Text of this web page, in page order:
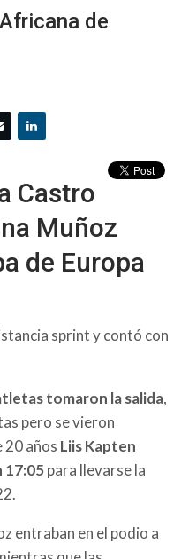
de
Castro
Muñoz
de Europa
sprint y contó con
tomaron la salida,
pero se vieron
20 años Liis Kapten
17:05para llevarse la
entraban en el podio a